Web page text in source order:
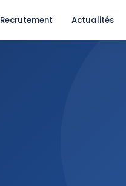
Recrutement Actualités